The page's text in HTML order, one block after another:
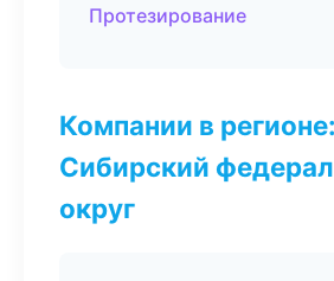
Протезирование
Компании в регионе:
Сибирский
округ